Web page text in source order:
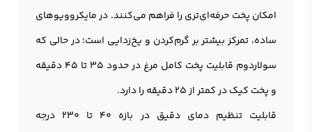
امکان پخت حرفه‌ای‌تری را فراهم می‌کنند. در مایکروویوهای
ساده، تمرکز بیشتر بر گرم‌کردن و یخ‌زدایی است؛ در حالی که
سولاردوم قابلیت پخت کامل مرغ در حدود 35 تا 45 دقیقه
و پخت کیک در کمتر از 25 دقیقه را دارد.
قابلیت تنظیم دمای دقیق در بازه 40 تا 230 درجه